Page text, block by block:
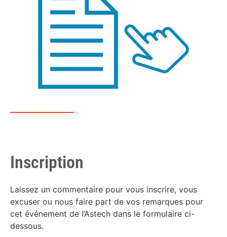
Inscription
Laissez un commentaire pour vous inscrire, vous
excuser ou nous faire part de vos remarques pour
cet événement de l’Astech dans le formulaire ci-
dessous.